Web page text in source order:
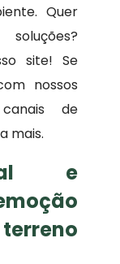
Quer
site! Se
nossos
de
mais.
e